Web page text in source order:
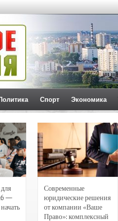
Спорт Экономика
—
Современные
юридические решения
от компании «Ваше
Право»: комплексный